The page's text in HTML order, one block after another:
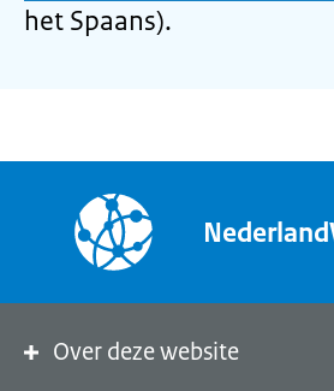
het Spaans).
Over deze website